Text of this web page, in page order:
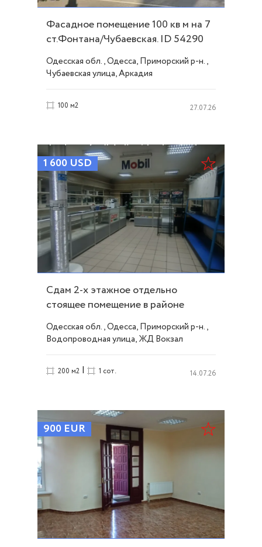
Фасадное помещение 100 кв м на 7
ст.Фонтана/Чубаевская. ID 54290
Одесская обл., Одесса, Приморский р-н.,
Чубаевская улица, Аркадия
100 м2 27.07.26
1 600 USD
Сдам 2-х этажное отдельно
стоящее помещение в районе
Вокзала ID 53795
Одесская обл., Одесса, Приморский р-н.,
Водопроводная улица, ЖД Вокзал
200 м2 | 1 сот. 14.07.26
900 EUR